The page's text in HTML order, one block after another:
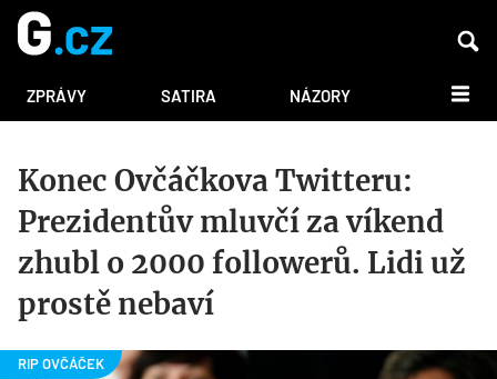
ZPRÁVY SATIRA NÁZORY DALŠÍ
Konec Ovčáčkova Twitteru:
Prezidentův mluvčí za víkend
zhubl o 2000 followerů. Lidi už
prostě nebaví